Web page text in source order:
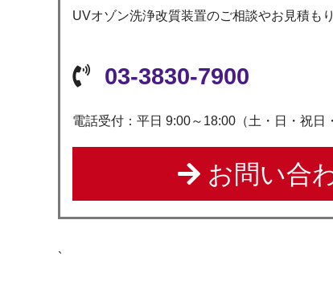
UVオゾン洗浄改質装置のご相談やお見積も
03-3830-7900
電話受付：平日 9:00～18:00（土・日・祝日
お問い合
`